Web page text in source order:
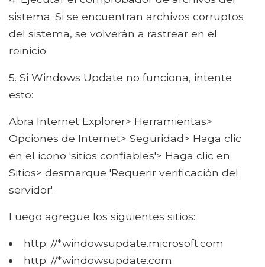
sistema. Si se encuentran archivos corruptos
del sistema, se volverán a rastrear en el
reinicio.
5. Si Windows Update no funciona, intente
esto:
Abra Internet Explorer> Herramientas>
Opciones de Internet> Seguridad> Haga clic
en el icono 'sitios confiables'> Haga clic en
Sitios> desmarque 'Requerir verificación del
servidor'.
Luego agregue los siguientes sitios:
http: //*.windowsupdate.microsoft.com
http: //*.windowsupdate.com